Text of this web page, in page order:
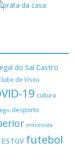
do Sal Castro
de Viseu
19 cultura
desporto
entrevista
ESTGV futebol